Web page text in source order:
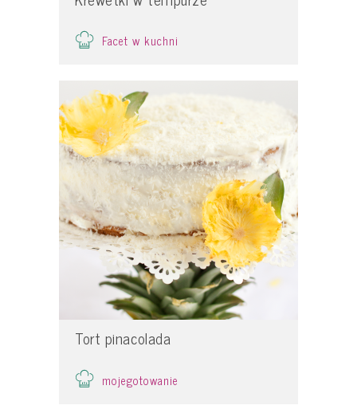
Facet w kuchni
Tort pinacolada
mojegotowanie